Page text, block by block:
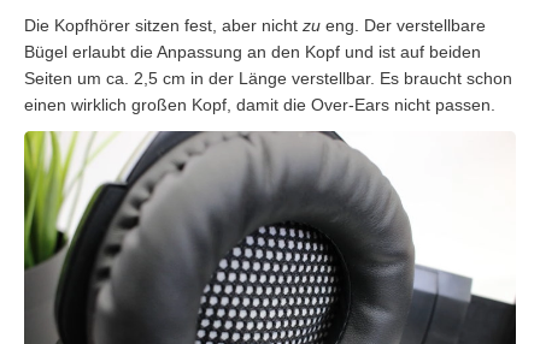
Die Kopfhörer sitzen fest, aber nicht zu eng. Der verstellbare
Bügel erlaubt die Anpassung an den Kopf und ist auf beiden
Seiten um ca. 2,5 cm in der Länge verstellbar. Es braucht schon
einen wirklich großen Kopf, damit die Over-Ears nicht passen.